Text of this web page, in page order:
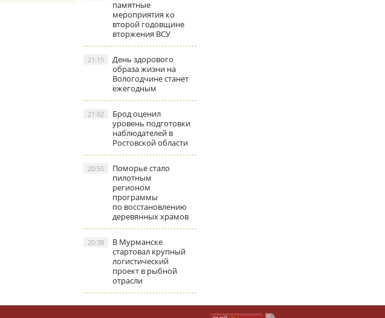
памятные
мероприятия ко
второй годовщине
вторжения ВСУ
День здорового
образа жизни на
Вологодчине станет
ежегодным
21:15
Брод оценил
уровень подготовки
наблюдателей в
Ростовской области
21:02
Поморье стало
пилотным
регионом
программы
по восстановлению
деревянных храмов
20:50
В Мурманске
стартовал крупный
логистический
проект в рыбной
отрасли
20:38